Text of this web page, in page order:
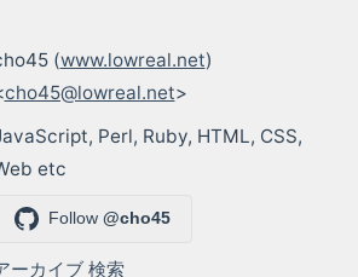
(www.lowreal.net)
cho45@lowreal.net>
Perl, Ruby, HTML, CSS,
etc
Follow@cho45
ーカイブ 検索